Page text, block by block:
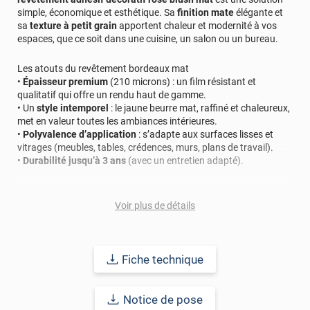
simple, économique et esthétique. Sa finition mateélégante et
sa texture à petit grainapportent chaleur et modernité à vos
espaces, que ce soit dans une cuisine, un salon ou un bureau.
Les atouts du revêtement bordeaux mat
• Épaisseur premium (210 microns) : un film résistant et
qualitatif qui offre un rendu haut de gamme.
• Un style intemporel : le jaune beurre mat, raffiné et chaleureux,
met en valeur toutes les ambiances intérieures.
• Polyvalence d’application : s’adapte aux surfaces lisses et
vitrages (meubles, tables, crédences, murs, plans de travail).
• Durabilité jusqu’à 3 ans (avec un entretien adapté).
• Nettoyez soigneusement la surface (eau savonneuse + chiffon
Voir plus de détails
Fiche technique
Notice de pose